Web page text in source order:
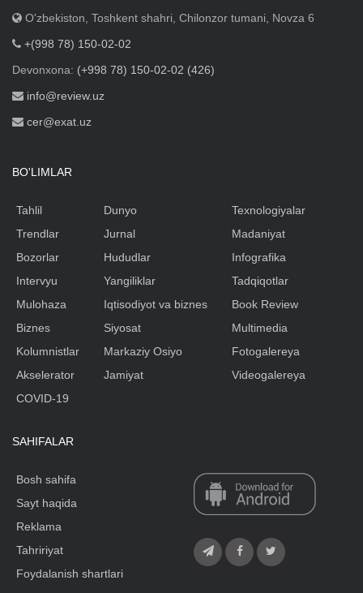
O'zbekiston, Toshkent shahri, Chilonzor tumani, Novza 6
+(998 78) 150-02-02
Devonxona: (+998 78) 150-02-02 (426)
info@review.uz
cer@exat.uz
BO'LIMLAR
Tahlil
Trendlar
Bozorlar
Intervyu
Mulohaza
Biznes
Kolumnistlar
Akselerator
Dunyo
Jurnal
Hududlar
Yangiliklar
Iqtisodiyot va biznes
Siyosat
Markaziy Osiyo
Jamiyat
Texnologiyalar
Madaniyat
Infografika
Tadqiqotlar
Book Review
Multimedia
Fotogalereya
Videogalereya
COVID-19
SAHIFALAR
Bosh sahifa
Sayt haqida
Reklama
Tahririyat
Foydalanish shartlari